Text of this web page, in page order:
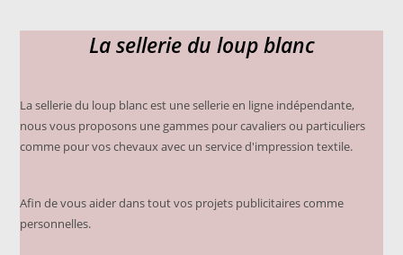
La sellerie du loup blanc
La sellerie du loup blanc est une sellerie en ligne indépendante,
nous vous proposons une gammes pour cavaliers ou particuliers
comme pour vos chevaux avec un service d'impression textile.
Afin de vous aider dans tout vos projets publicitaires comme
personnelles.